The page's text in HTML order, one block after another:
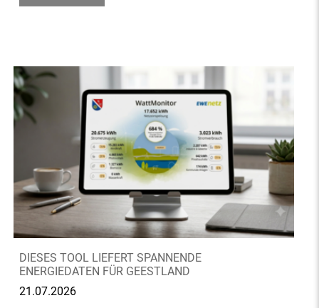
DIESES TOOL LIEFERT SPANNENDE
ENERGIEDATEN FÜR GEESTLAND
21.07.2026